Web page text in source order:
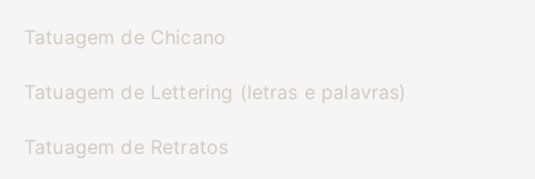
Tatuagem de Chicano
Tatuagem de Lettering (letras e palavras)
Tatuagem de Retratos